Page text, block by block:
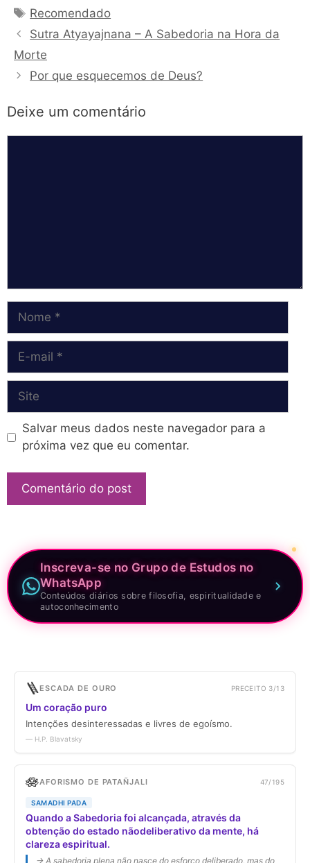
Tags
Recomendado
Sutra Atyayajnana – A Sabedoria na Hora da
Morte
Por que esquecemos de Deus?
Deixe um comentário
Nome
Site
Salvar meus dados neste navegador para a
próxima vez que eu comentar.
Inscreva-se no Grupo de Estudos no
WhatsApp
Conteúdos diários sobre filosofia, espiritualidade e
autoconhecimento